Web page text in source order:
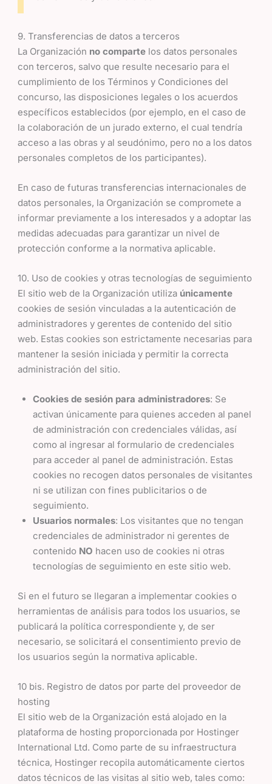
9. Transferencias de datos a terceros
La Organización no compartelos datos personales
con terceros, salvo que resulte necesario para el
cumplimiento de los Términos y Condiciones del
concurso, las disposiciones legales o los acuerdos
específicos establecidos (por ejemplo, en el caso de
la colaboración de un jurado externo, el cual tendría
acceso a las obras y al seudónimo, pero no a los datos
personales completos de los participantes).
En caso de futuras transferencias internacionales de
datos personales, la Organización se compromete a
informar previamente a los interesados y a adoptar las
medidas adecuadas para garantizar un nivel de
protección conforme a la normativa aplicable.
10. Uso de cookies y otras tecnologías de seguimiento
El sitio web de la Organización utiliza únicamente
cookies de sesión vinculadas a la autenticación de
administradores y gerentes de contenido del sitio
web. Estas cookies son estrictamente necesarias para
mantener la sesión iniciada y permitir la correcta
administración del sitio.
Cookies de sesión para administradores: Se
activan únicamente para quienes acceden al panel
de administración con credenciales válidas, así
como al ingresar al formulario de credenciales
para acceder al panel de administración. Estas
cookies no recogen datos personales de visitantes
ni se utilizan con fines publicitarios o de
seguimiento.
Usuarios normales: Los visitantes que no tengan
credenciales de administrador ni gerentes de
contenido NO hacen uso de cookies ni otras
tecnologías de seguimiento en este sitio web.
Si en el futuro se llegaran a implementar cookies o
herramientas de análisis para todos los usuarios, se
publicará la política correspondiente y, de ser
necesario, se solicitará el consentimiento previo de
los usuarios según la normativa aplicable.
10 bis. Registro de datos por parte del proveedor de
hosting
El sitio web de la Organización está alojado en la
plataforma de hosting proporcionada por Hostinger
International Ltd. Como parte de su infraestructura
técnica, Hostinger recopila automáticamente ciertos
datos técnicos de las visitas al sitio web, tales como: